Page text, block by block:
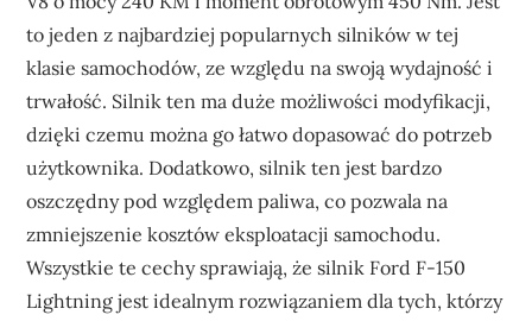
to jeden z najbardziej popularnych silników w tej
klasie samochodów, ze względu na swoją wydajność i
trwałość. Silnik ten ma duże możliwości modyfikacji,
dzięki czemu można go łatwo dopasować do potrzeb
użytkownika. Dodatkowo, silnik ten jest bardzo
oszczędny pod względem paliwa, co pozwala na
zmniejszenie kosztów eksploatacji samochodu.
Wszystkie te cechy sprawiają, że silnik Ford F-150
Lightning jest idealnym rozwiązaniem dla tych, którzy